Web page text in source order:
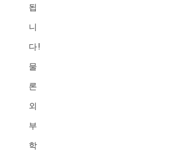
됩
니
다!
물
론
외
부
학